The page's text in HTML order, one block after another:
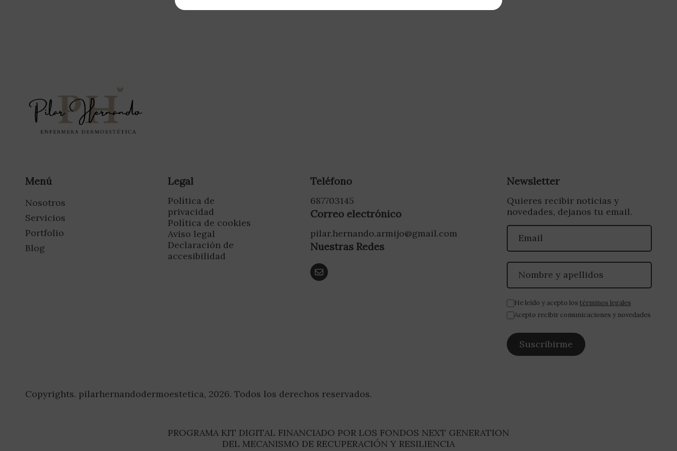
Menú
Nosotros
Servicios
Portfolio
Blog
Legal
Política de
privacidad
Política de cookies
Aviso legal
Declaración de
accesibilidad
Teléfono
687703145
Correo electrónico
pilar.hernando.armijo@gmail.com
Nuestras Redes
Newsletter
Quieres recibir noticias y
novedades, dejanos tu email.
He leído y acepto los términos legales
Acepto recibir comunicaciones y novedades
Copyrights. pilarhernandodermoestetica, 2026. Todos los derechos reservados.
PROGRAMA KIT DIGITAL FINANCIADO POR LOS FONDOS NEXT GENERATION
DEL MECANISMO DE RECUPERACIÓN Y RESILIENCIA